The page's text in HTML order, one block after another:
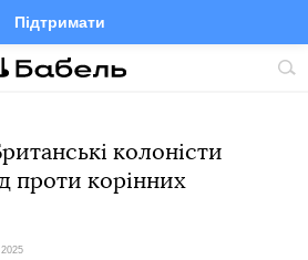
Підтримати
FacebookTelegramTwitter
колоністи
проти корінних